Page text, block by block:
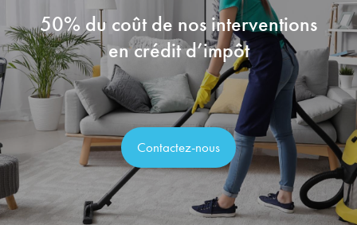
50% du coût de nos interventions
en crédit d’impôt
Contactez-nous